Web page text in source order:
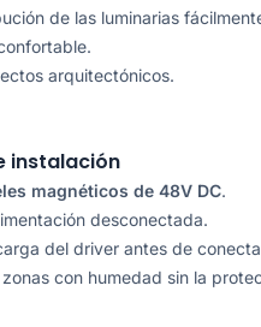
de las luminarias
arquitectónicos.
instalación
magnéticos de 48V DC.
desconectada.
del driver antes de
con humedad sin la